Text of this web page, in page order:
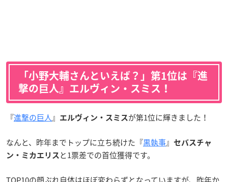
「小野大輔さんといえば？」第1位は『進
撃の巨人』エルヴィン・スミス！
『進撃の巨人』 エルヴィン・スミス が第1位に輝きました！
なんと、昨年までトップに立ち続けた『黒執事』 セバスチャ
ン・ミカエリス と1票差での首位獲得です。